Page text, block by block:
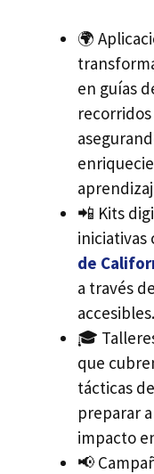
🌍
en guías
📲 Kits
iniciativas
de
a través
accesibles.
🎓
que
tácticas
preparar
impacto
📢